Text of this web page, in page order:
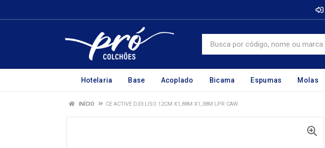
Hotelaria Base Acoplado Bicama Espumas Molas
INÍCIO CE ACTIVE D33 LISO 12CM X1,88M X1,38M LPR CAW